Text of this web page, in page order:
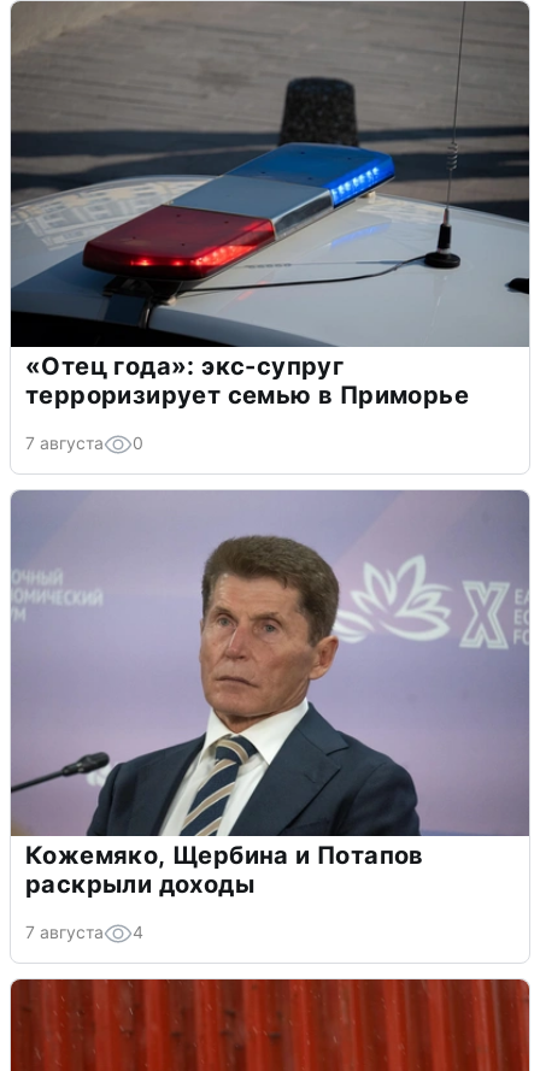
«Отец года»: экс-супруг
терроризирует семью в Приморье
7 августа 0
Кожемяко, Щербина и Потапов
раскрыли доходы
7 августа 4